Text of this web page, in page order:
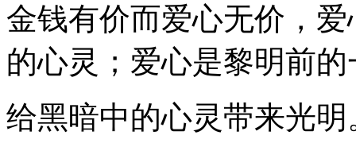
金钱有价而爱心无价，
的心灵；爱心是黎明前
给黑暗中的心灵带来光明